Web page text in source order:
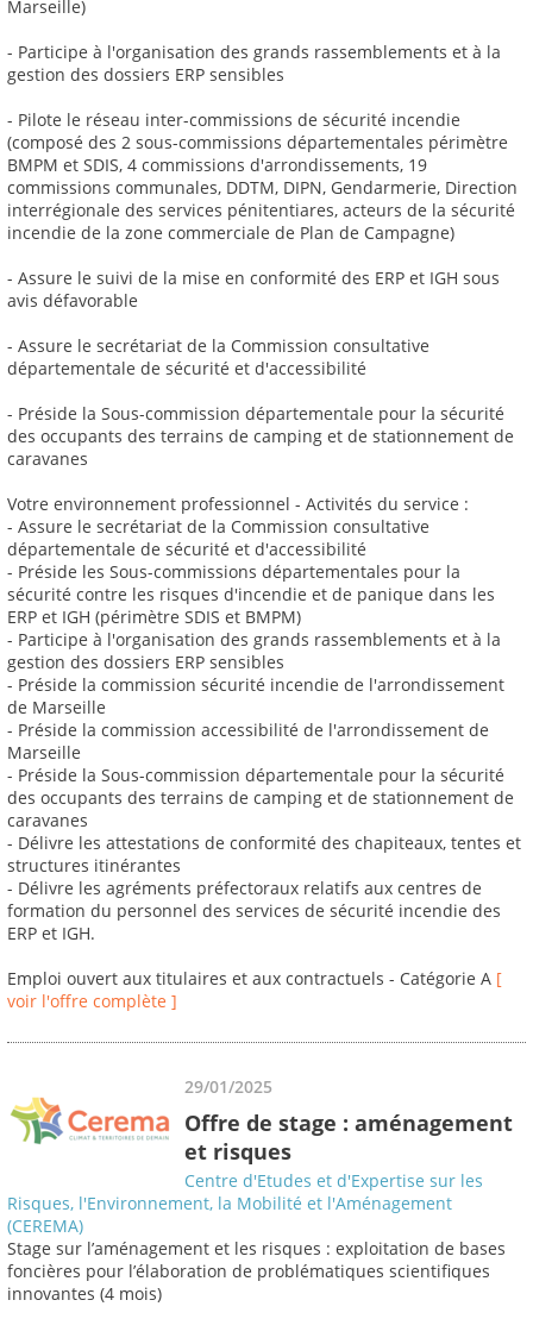
Marseille)
- Participe à l'organisation des grands rassemblements et à la
gestion des dossiers ERP sensibles
- Pilote le réseau inter-commissions de sécurité incendie
(composé des 2 sous-commissions départementales périmètre
BMPM et SDIS, 4 commissions d'arrondissements, 19
commissions communales, DDTM, DIPN, Gendarmerie, Direction
interrégionale des services pénitentiares, acteurs de la sécurité
incendie de la zone commerciale de Plan de Campagne)
- Assure le suivi de la mise en conformité des ERP et IGH sous
avis défavorable
- Assure le secrétariat de la Commission consultative
départementale de sécurité et d'accessibilité
- Préside la Sous-commission départementale pour la sécurité
des occupants des terrains de camping et de stationnement de
caravanes
Votre environnement professionnel - Activités du service :
- Assure le secrétariat de la Commission consultative
départementale de sécurité et d'accessibilité
- Préside les Sous-commissions départementales pour la
sécurité contre les risques d'incendie et de panique dans les
ERP et IGH (périmètre SDIS et BMPM)
- Participe à l'organisation des grands rassemblements et à la
gestion des dossiers ERP sensibles
- Préside la commission sécurité incendie de l'arrondissement
de Marseille
- Préside la commission accessibilité de l'arrondissement de
Marseille
- Préside la Sous-commission départementale pour la sécurité
des occupants des terrains de camping et de stationnement de
caravanes
- Délivre les attestations de conformité des chapiteaux, tentes et
structures itinérantes
- Délivre les agréments préfectoraux relatifs aux centres de
formation du personnel des services de sécurité incendie des
ERP et IGH.
Emploi ouvert aux titulaires et aux contractuels - Catégorie A [
voir l'offre complète ]
29/01/2025
Offre de stage : aménagement
et risques
Centre d'Etudes et d'Expertise sur les
Risques, l'Environnement, la Mobilité et l'Aménagement
(CEREMA)
Stage sur l’aménagement et les risques : exploitation de bases
foncières pour l’élaboration de problématiques scientifiques
innovantes (4 mois)